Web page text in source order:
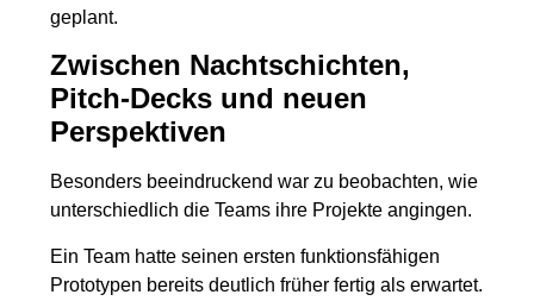
geplant.
Zwischen Nachtschichten,
Pitch-Decks und neuen
Perspektiven
Besonders beeindruckend war zu beobachten, wie
unterschiedlich die Teams ihre Projekte angingen.
Ein Team hatte seinen ersten funktionsfähigen
Prototypen bereits deutlich früher fertig als erwartet.